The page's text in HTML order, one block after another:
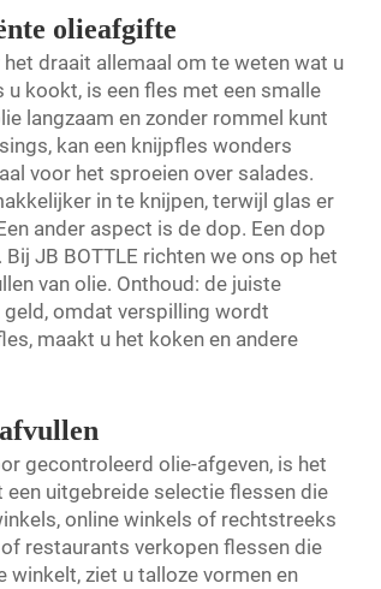
olieafgifte
draait allemaal om te weten wat u
kookt, is een fles met een smalle
langzaam en zonder rommel kunt
kan een knijpfles wonders
voor het sproeien over salades.
in te knijpen, terwijl glas er
ander aspect is de dop. Een dop
JB BOTTLE richten we ons op het
van olie. Onthoud: de juiste
omdat verspilling wordt
maakt u het koken en andere
gecontroleerd olie-afgeven, is het
een uitgebreide selectie flessen die
online winkels of rechtstreeks
restaurants verkopen flessen die
winkelt, ziet u talloze vormen en